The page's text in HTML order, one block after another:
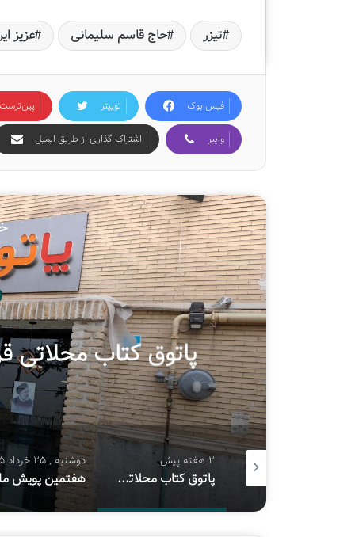
تیزر حاج قاسم سلیمانی عزیز
فیس بوک توییتر ‫پین‌ترست
وایبر اشتراک گذاری از طریق ایمیل
دوشنبه ,
هفتمین پویش
دوشنبه , 25 خرداد 1405
هفتمین پویش ملی «سفیر حسین(ع)»
شنبه , 6 دی 1404
معرفی کتاب